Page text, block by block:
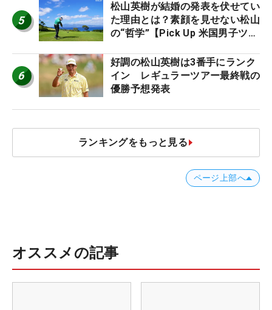
5
松山英樹が結婚の発表を伏せてい
た理由とは？素顔を見せない松山
の“哲学”【Pick Up 米国男子ツア
6
好調の松山英樹は3番手にランク
イン レギュラーツアー最終戦の
優勝予想発表
ランキングをもっと見る
ページ上部へ
オススメの記事